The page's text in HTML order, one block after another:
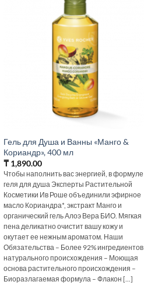
Гель для Душа и Ванны «Манго &
Кориандр», 400 мл
₸1,890.00
Чтобы наполнить вас энергией, в формуле
геля для душа Эксперты Растительной
Косметики Ив Роше объединили эфирное
масло Кориандра*, экстракт Манго и
органический гель Алоэ Вера БИО. Мягкая
пена деликатно очистит вашу кожу и
окутает ее нежным ароматом. Наши
Обязательства – Более 92% ингредиентов
натурального происхождения – Моющая
основа растительного происхождения –
Биоразлагаемая формула – Флакон [...]